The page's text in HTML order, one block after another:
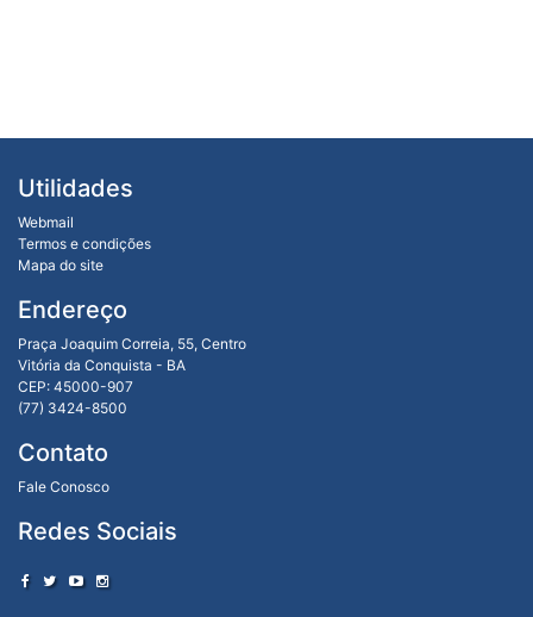
Utilidades
Webmail
Termos e condições
Mapa do site
Endereço
Praça Joaquim Correia, 55, Centro
Vitória da Conquista - BA
CEP: 45000-907
(77) 3424-8500
Contato
Fale Conosco
Redes Sociais